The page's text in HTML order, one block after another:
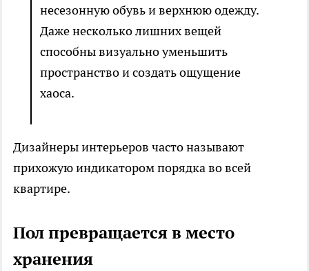
несезонную обувь и верхнюю одежду.
Даже несколько лишних вещей
способны визуально уменьшить
пространство и создать ощущение
хаоса.
Дизайнеры интерьеров часто называют
прихожую индикатором порядка во всей
квартире.
Пол превращается в место
хранения